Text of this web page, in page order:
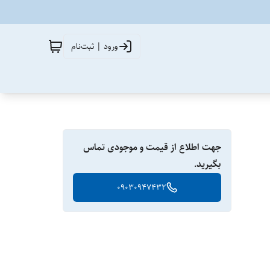
ورود | ثبت‌نام
جهت اطلاع از قیمت و موجودی تماس
بگیرید.
09030947432